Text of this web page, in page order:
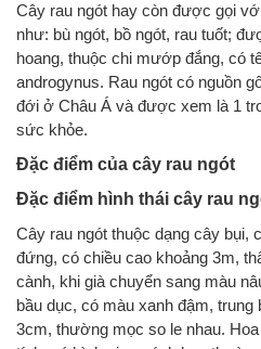
Cây rau ngót hay còn được gọi
như: bù ngót, bồ ngót, rau tuốt;
hoang, thuộc chi mướp đắng, có
androgynus. Rau ngót có nguồn
đới ở Châu Á và được xem là 1
sức khỏe.
Đặc điểm của cây rau ngót
Đặc điểm hình thái cây rau
Cây rau ngót thuộc dạng cây bụi,
đứng, có chiều cao khoảng 3m,
cành, khi già chuyển sang màu
bầu dục, có màu xanh đậm, trung
3cm, thường mọc so le nhau.